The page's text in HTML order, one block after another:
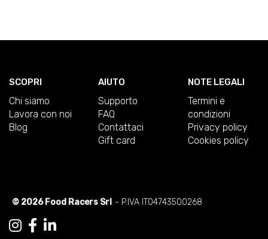
SCOPRI
Chi siamo
Lavora con noi
Blog
AIUTO
Supporto
FAQ
Contattaci
Gift card
NOTE LEGALI
Termini e
condizioni
Privacy policy
Cookies policy
© 2026 Food Racers Srl - P.IVA IT04743500268